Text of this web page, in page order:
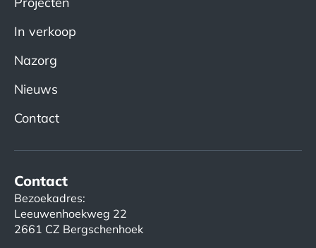
In verkoop
Nazorg
Nieuws
Contact
Contact
Bezoekadres:
Leeuwenhoekweg 22
2661 CZ Bergschenhoek